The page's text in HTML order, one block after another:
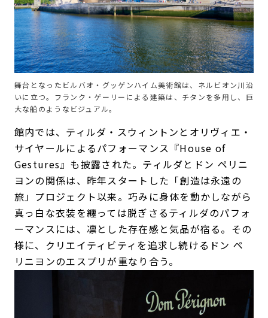
舞台となったビルバオ・グッゲンハイム美術館は、ネルビオン川沿
いに立つ。フランク・ゲーリーによる建築は、チタンを多用し、巨
大な船のようなビジュアル。
館内では、ティルダ・スウィントンとオリヴィエ・
サイヤールによるパフォーマンス『House of
Gestures』も披露された。ティルダとドン ペリニ
ヨンの関係は、昨年スタートした「創造は永遠の
旅」プロジェクト以来。巧みに身体を動かしながら
真っ白な衣装を纏っては脱ぎさるティルダのパフォ
ーマンスには、凛とした存在感と気品が宿る。その
様に、クリエイティビティを追求し続けるドン ペ
リニヨンのエスプリが重なり合う。